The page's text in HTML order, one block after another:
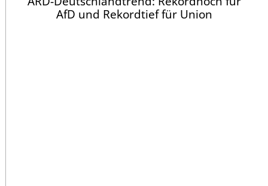
AfD und Rekordtief für Union